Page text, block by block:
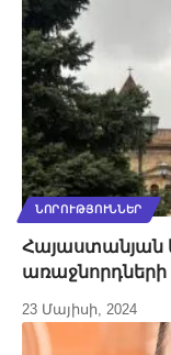
ՆՈՐՈՒԹՅՈՒՆՆԵՐ
Հայաստանյան
առաջնորդների
23 Մայիսի, 2024